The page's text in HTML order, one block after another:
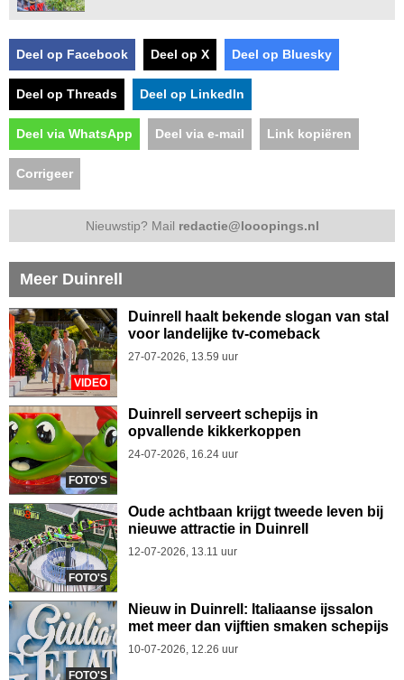
Deel op Facebook Deel op X Deel op Bluesky
Deel op Threads Deel op LinkedIn
Deel via WhatsApp Deel via e-mail Link kopiëren
Corrigeer
Nieuwstip? Mail redactie@looopings.nl
Meer Duinrell
VIDEO
Duinrell haalt bekende slogan van stal
voor landelijke tv-comeback
27-07-2026, 13.59 uur
FOTO'S
Duinrell serveert schepijs in
opvallende kikkerkoppen
24-07-2026, 16.24 uur
FOTO'S
Oude achtbaan krijgt tweede leven bij
nieuwe attractie in Duinrell
12-07-2026, 13.11 uur
FOTO'S
Nieuw in Duinrell: Italiaanse ijssalon
met meer dan vijftien smaken schepijs
10-07-2026, 12.26 uur